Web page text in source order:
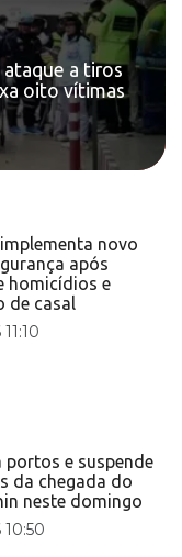
ataque a tiros
oito vítimas
novo
após
homicídios e
de casal
portos e suspende
da chegada do
neste domingo